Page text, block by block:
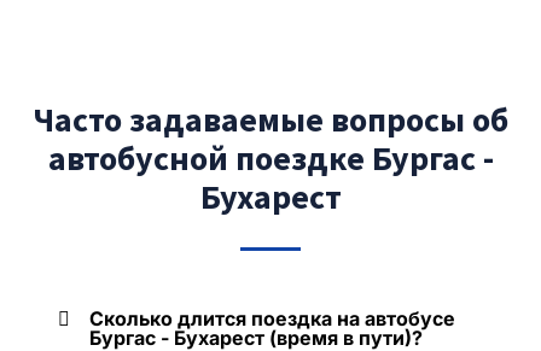
Часто задаваемые вопросы об
автобусной поездке Бургас -
Бухарест
Сколько длится поездка на автобусе
Бургас - Бухарест (время в пути)?